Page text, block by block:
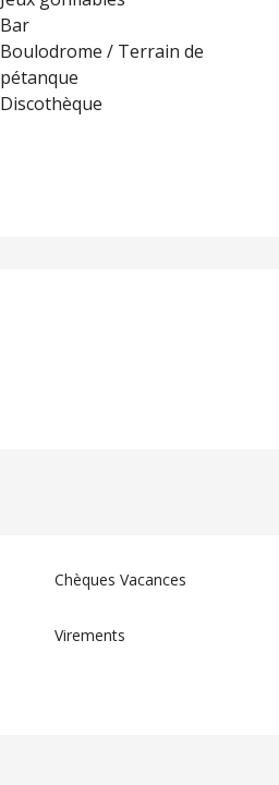
Bar
Boulodrome / Terrain de
pétanque
Discothèque
Chèques Vacances
Virements